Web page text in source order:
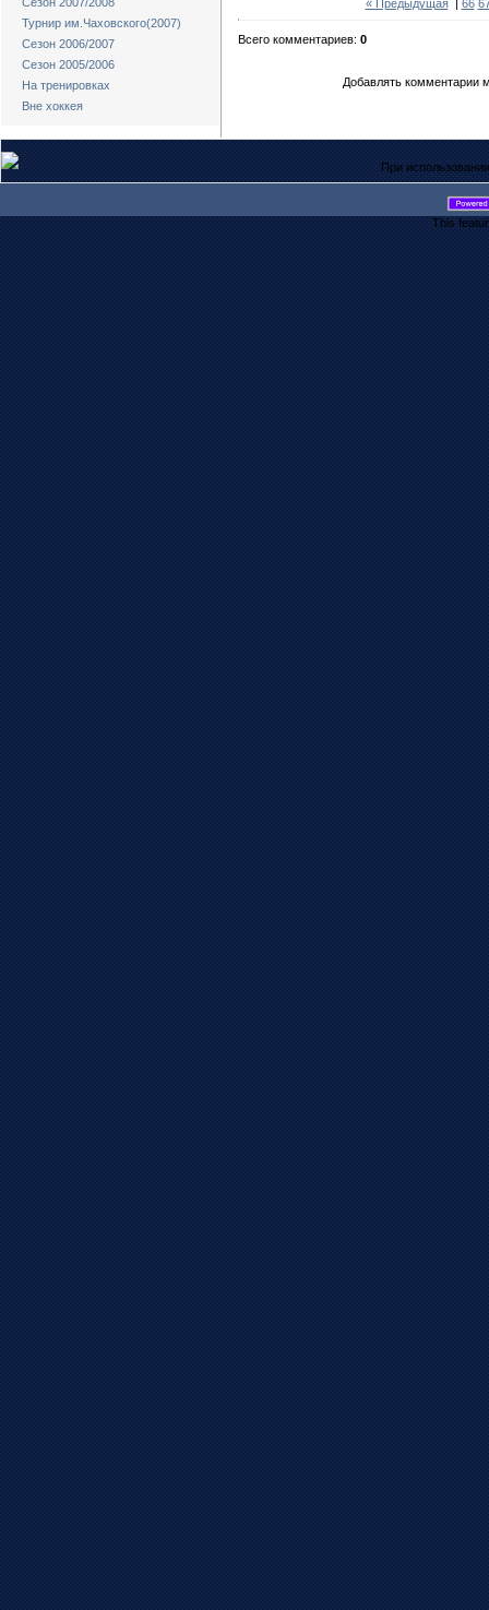
Турнир им.Чаховского(2007)
Сезон 2006/2007
Сезон 2005/2006
На тренировках
Вне хоккея
« Предыдущая| 66
Всего комментариев: 0
Добавлять комментарии
При
This